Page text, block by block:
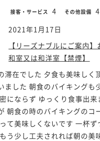
接客・サービス 4 その他設備 4
2021年1月17日
【リーズナブルにご案内
和室又は和洋室【禁煙】
滞在でした 夕食も美味しく
ました 朝食のバイキングも
にならず ゆっくり食事出来
朝食の時のバイキングのコ
て美味しくないです 一杯
う少し工夫されれば朝の美